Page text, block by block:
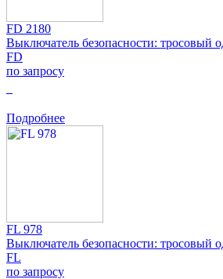
FD 2180
Выключатель безопасности: тросовый
FD
по запросу
Подробнее
FL 978
Выключатель безопасности: тросовый
FL
по запросу